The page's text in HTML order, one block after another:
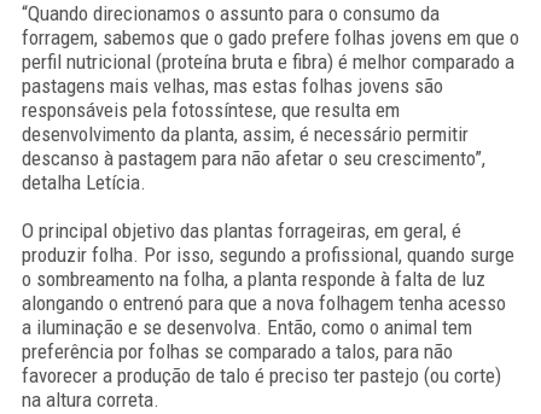
“Quando direcionamos o assunto para o consumo da
forragem, sabemos que o gado prefere folhas jovens em que o
perfil nutricional (proteína bruta e fibra) é melhor comparado a
pastagens mais velhas, mas estas folhas jovens são
responsáveis pela fotossíntese, que resulta em
desenvolvimento da planta, assim, é necessário permitir
descanso à pastagem para não afetar o seu crescimento”,
detalha Letícia.
O principal objetivo das plantas forrageiras, em geral, é
produzir folha. Por isso, segundo a profissional, quando surge
o sombreamento na folha, a planta responde à falta de luz
alongando o entrenó para que a nova folhagem tenha acesso
a iluminação e se desenvolva. Então, como o animal tem
preferência por folhas se comparado a talos, para não
favorecer a produção de talo é preciso ter pastejo (ou corte)
na altura correta.